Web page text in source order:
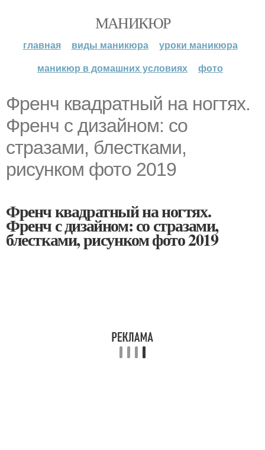
МАНИКЮР
главная виды маникюра
уроки маникюра
маникюр в домашних условиях
фото
Френч квадратный на ногтях.
Френч с дизайном: со
стразами, блестками,
рисунком фото 2019
Френч квадратный на ногтях.
Френч с дизайном: со стразами,
блестками, рисунком фото 2019